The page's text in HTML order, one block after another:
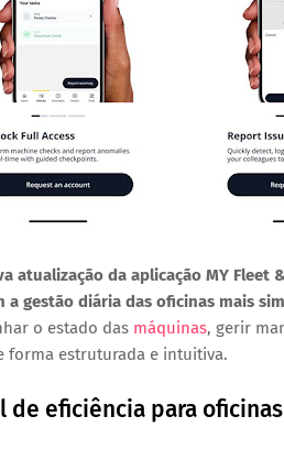
atualização da aplicação MY Fleet
a gestão diária das oficinas mais
o estado das máquinas, gerir
forma estruturada e intuitiva.
de eficiência para